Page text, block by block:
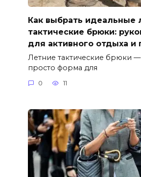
Как выбрать идеальные
тактические брюки:
для активного отдыха и
Летние тактические брюки —
просто форма для
0 11